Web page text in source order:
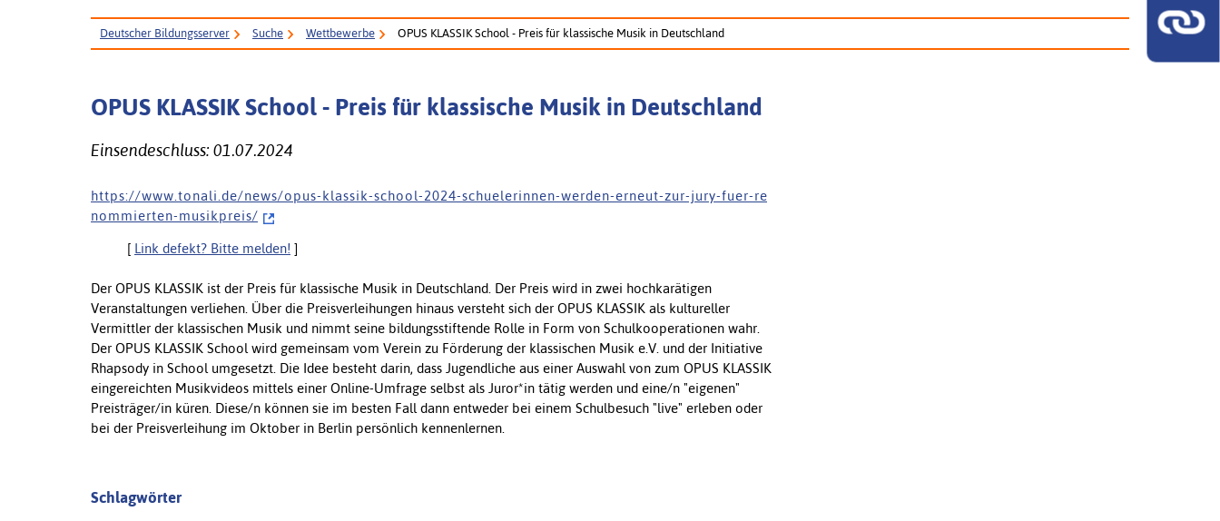
Deutscher Bildungsserver Suche Wettbewerbe OPUS KLASSIK School - Preis für klassische Musik in Deutschland
OPUS KLASSIK School - Preis für klassische Musik in Deutschland
Einsendeschluss: 01.07.2024
h t t p s : / / w w w . t o n a l i . d e / n e w s / o p u s - k l a s s i k - s c h o o l - 2 0 2 4 - s c h u e l e r i n n e n - w e r d e n - e r n e u t - z u r - j u r y - f u e r - r e
n o m m i e r t e n - m u s i k p r e i s /
[ Link defekt? Bitte melden! ]
Der OPUS KLASSIK ist der Preis für klassische Musik in Deutschland. Der Preis wird in zwei hochkarätigen
Veranstaltungen verliehen. Über die Preisverleihungen hinaus versteht sich der OPUS KLASSIK als kultureller
Vermittler der klassischen Musik und nimmt seine bildungsstiftende Rolle in Form von Schulkooperationen wahr.
Der OPUS KLASSIK School wird gemeinsam vom Verein zu Förderung der klassischen Musik e.V. und der Initiative
Rhapsody in School umgesetzt. Die Idee besteht darin, dass Jugendliche aus einer Auswahl von zum OPUS KLASSIK
eingereichten Musikvideos mittels einer Online-Umfrage selbst als Juror*in tätig werden und eine/n "eigenen"
Preisträger/in küren. Diese/n können sie im besten Fall dann entweder bei einem Schulbesuch "live" erleben oder
bei der Preisverleihung im Oktober in Berlin persönlich kennenlernen.
Schlagwörter